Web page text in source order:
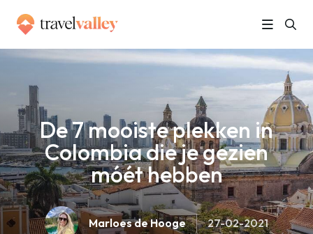
De 7 mooiste plekken in
Colombia die je gezien
móét hebben
Marloes de Hooge 27-02-2021